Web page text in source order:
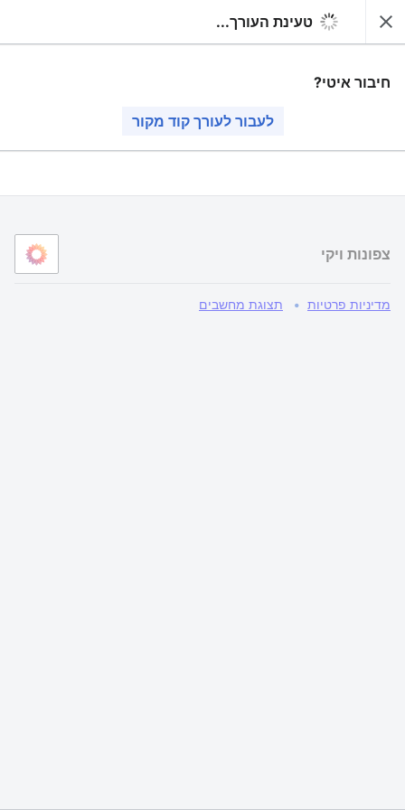
צפונות ויקי
עריכת הדף "רבי דוד אביגדור"
שניות, אפשר
צפונות ויקי
מדיניות פרטיות תצוגת מחשבים
סגירה טעינת העורך...
חיבור איטי?
לעבור לעורך קוד מקור